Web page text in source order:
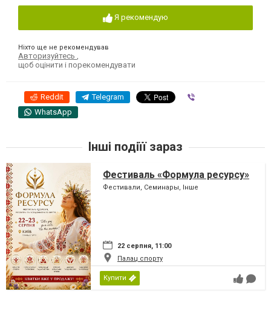
Я рекомендую
Ніхто ще не рекомендував
Авторизуйтесь
щоб оцінити і порекомендувати
Reddit Telegram
WhatsApp
Інші подіїї зараз
Фестиваль «Формула ресурсу»
Фестивали, Семинары, Інше
22 серпня, 11:00
Палац спорту
Купити